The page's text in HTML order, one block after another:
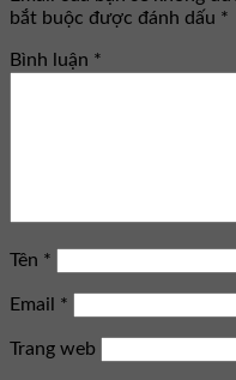
bắt buộc được đánh dấu *
Bình luận *
Tên *
Email *
Trang web